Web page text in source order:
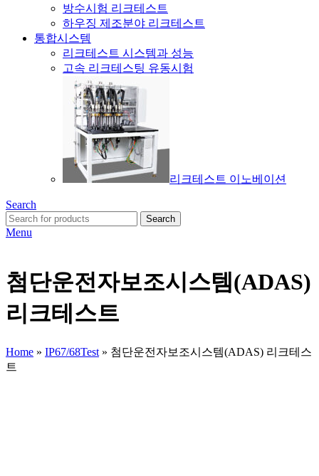
방수시험 리크테스트
하우징 제조분야 리크테스트
통합시스템
리크테스트 시스템과 성능
고속 리크테스팅 유동시험
리크테스트 이노베이션
Search
Search
Menu
첨단운전자보조시스템(ADAS)
리크테스트
Home » IP67/68Test » 첨단운전자보조시스템(ADAS) 리크테스
트